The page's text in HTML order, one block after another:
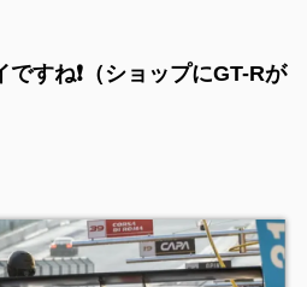
すね❗️（ショップにGT-Rが